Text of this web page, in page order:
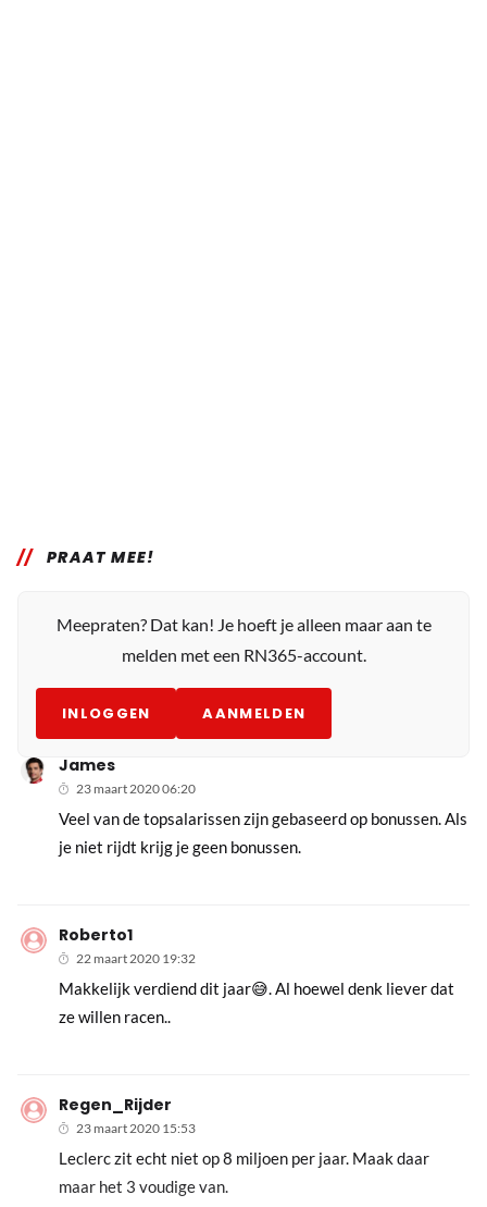
PRAAT MEE!
Meepraten? Dat kan! Je hoeft je alleen maar aan te
melden met een RN365-account.
INLOGGEN AANMELDEN
Roberto1
22 maart 2020 19:32
Makkelijk verdiend dit jaar😅. Al hoewel denk liever dat
ze willen racen..
James
23 maart 2020 06:20
Veel van de topsalarissen zijn gebaseerd op bonussen. Als
je niet rijdt krijg je geen bonussen.
Regen_Rijder
23 maart 2020 15:53
Leclerc zit echt niet op 8 miljoen per jaar. Maak daar
maar het 3 voudige van.